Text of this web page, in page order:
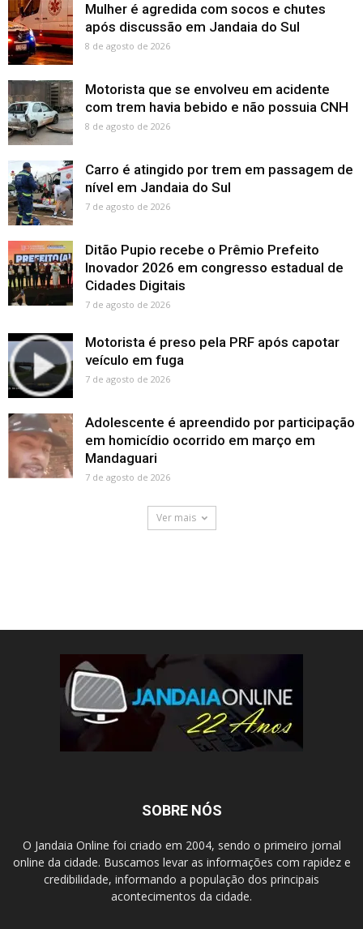
Mulher é agredida com socos e chutes
após discussão em Jandaia do Sul
8 de agosto de 2026
Motorista que se envolveu em acidente
com trem havia bebido e não possuia CNH
8 de agosto de 2026
Carro é atingido por trem em passagem de
nível em Jandaia do Sul
7 de agosto de 2026
Ditão Pupio recebe o Prêmio Prefeito
Inovador 2026 em congresso estadual de
Cidades Digitais
7 de agosto de 2026
Motorista é preso pela PRF após capotar
veículo em fuga
7 de agosto de 2026
Adolescente é apreendido por participação
em homicídio ocorrido em março em
Mandaguari
7 de agosto de 2026
Ver mais
SOBRE NÓS
O Jandaia Online foi criado em 2004, sendo o primeiro jornal
online da cidade. Buscamos levar as informações com rapidez e
credibilidade, informando a população dos principais
acontecimentos da cidade.